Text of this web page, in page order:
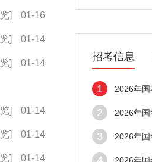
01-16
]
01-14
]
01-14
]
01-14
]
01-14
]
01-14
]
招考信息
1 2026年
2 2026年
3 2026年
2026年